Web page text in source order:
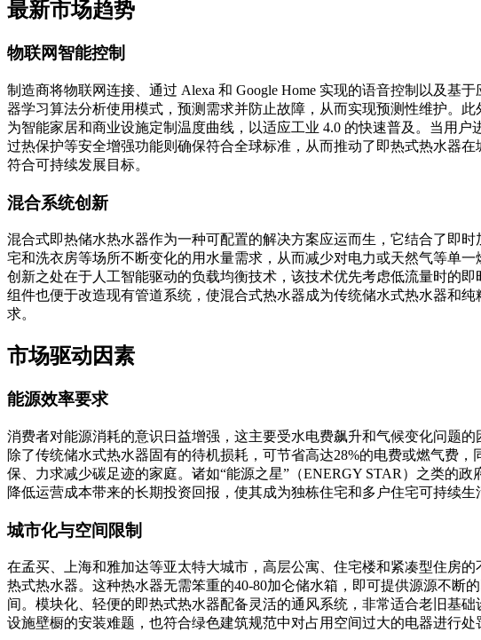
最新市场趋势
物联网智能控制
制造商将物联网连接、通过 Alexa 和 Google Home 实现的语音控制以及基
器学习算法分析使用模式，预测需求并防止故障，从而实现预测性维护。
为智能家居和商业设施定制温度曲线，以适应工业 4.0 的快速普及。当用
过热保护等安全增强功能则确保符合全球标准，从而推动了即热式热水器
符合可持续发展目标。
混合系统创新
混合式即热储水热水器作为一种可配置的解决方案应运而生，它结合了即
宅和洗衣房等场所不断变化的用水量需求，从而减少对电力或天然气等单
创新之处在于人工智能驱动的负载均衡技术，该技术优先考虑低流量时的
组件也便于改造现有管道系统，使混合式热水器成为传统储水式热水器和
求。
市场驱动因素
能源效率要求
消费者对能源消耗的意识日益增强，这主要受水电费飙升和气候变化问题
除了传统储水式热水器固有的待机损耗，可节省高达28%的电费或燃气费
保、力求减少碳足迹的家庭。诸如“能源之星”（ENERGY STAR）之类的
降低运营成本带来的长期投资回报，使其成为独栋住宅和多户住宅可持续生
城市化与空间限制
在孟买、上海和雅加达等亚太特大城市，高层公寓、住宅楼和紧凑型住房
热式热水器。这种热水器无需笨重的40-80加仑储水箱，即可提供源源不断
间。模块化、轻便的即热式热水器配备灵活的通风系统，非常适合老旧基
设施壁橱的安装难题，也符合绿色建筑规范中对占用空间过大的电器进行处